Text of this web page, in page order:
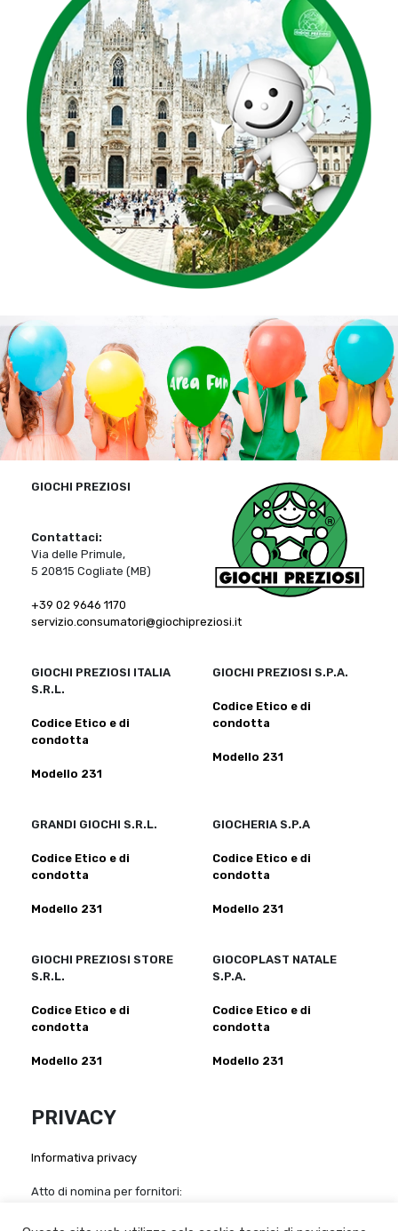
GIOCHI PREZIOSI
Contattaci:
Via delle Primule,
5 20815 Cogliate (MB)
+39 02 9646 1170
servizio.consumatori@giochipreziosi.it
GIOCHI PREZIOSI ITALIA
S.R.L.
Codice Etico e di
condotta
Modello 231
GIOCHI PREZIOSI S.P.A.
Codice Etico e di
condotta
Modello 231
GRANDI GIOCHI S.R.L.
Codice Etico e di
condotta
Modello 231
GIOCHERIA S.P.A
Codice Etico e di
condotta
Modello 231
GIOCHI PREZIOSI STORE
S.R.L.
Codice Etico e di
condotta
Modello 231
GIOCOPLAST NATALE
S.P.A.
Codice Etico e di
condotta
Modello 231
PRIVACY
Informativa privacy
Atto di nomina per fornitori:
S.p.a
Grandi Giochi S.r.l Giochi Preziosi Store S.r.l